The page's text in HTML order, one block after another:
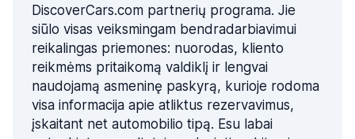
DiscoverCars.com partnerių programa. Jie
siūlo visas veiksmingam bendradarbiavimui
reikalingas priemones: nuorodas, kliento
reikmėms pritaikomą valdiklį ir lengvai
naudojamą asmeninę paskyrą, kurioje rodoma
visa informacija apie atliktus rezervavimus,
įskaitant net automobilio tipą. Esu labai